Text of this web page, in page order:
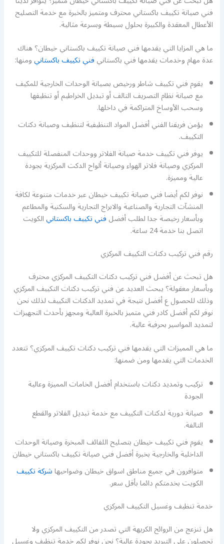
فني صيانة تكييف باكستاني محترف ومتميز بالخبرة مع خدمة التصليح
الأعطال المعقدة والكبيرة بحلول بسيطة وبسرعة مثالية.
ما هي المزايا التي يقدمها فني صيانة تكييف باكستاني خيطان؟ هناك
عدة مهام وخدمات يقدمها فني باكستانيفني تكييف باكستانيومنها:
يقوم فني تكييف شاطر ورخيص بصيانة الوحدات الخارجية للمكيف
مع صيانة نظام التصريف التالف أو تبديل الخراطيم أو تنظيفها
وسحب الأوساخ المتراكمة في داخلها.
يؤمن فريقنا الفني أفضل المواد التنظيفية لتنظيف وصيانة دكتات
التكييف.
يوفر فني تكييف خدمة صيانة الفلاتر ووحدات المنفصلة للتكييف
المركزي وصيانة فلاتر الهواء وصيانة ألواح الدكت المركزية بجودة
عالية ومميزة.
نوفر لكم أيضا فني صيانة تكييف خيطان عبر خدمات متنوعة لكافة
المنشآت التجارية والصناعية والابراج التجارية والسكنية والمطاعم
وبأسعار رخيصة جدا لطلب أفضلفني تكييف باكستانيالكويت
اتصل بنا خدمة 24 ساعة.
رقم فني تركيب دكتات التكييف المركزي
هل تبحث عن أفضل فني تركيب دكتات التكييف المركزي محترف
وبأسعار معقولة؟ يبحث العديد عن فني تركيب دكتات التكييف المركزي
وذلك للحصول ع أفضل نتيجة في تمديد الدكتات التكييف لذلك نحن
نوفر لكم أفضل كادر فني متميز بالخبرة العالية ومجهز بأحدث التجهيزات
لتمديد المواسير بحرفية عالية.
ما هي المميزات التي يقدمها فني تركيب دكتات تكييف المركزي؟ تتعدد
الخدمات التي يقدمها ومن ضمنها:
تركيب وتمديد دكتات باستخدام أفضل الخامات المميزة وعالية
الجودة
صيانة دورية لدكتات التكييف مع خدمة تبديل الفلاتر والقطع
التالفة.
يقوم فني تكييف خيطان بتصليح اللفائف المبخرة وصيانة الوحدات
الداخلية والخارجية بخبرة أفضل فني صيانة تكييف باكستاني خيطان
متوافرون في جميع مناطق اسواق خيطان وضواحيهاشركة تكييف
الكويت بخدمتكم دائما بأقل سعر.
خدمة تنظيف وغسيل التكييف المركزي
هل تنزعج من الروائح الكريهة التي تصدر من التكييف المركزي ولا